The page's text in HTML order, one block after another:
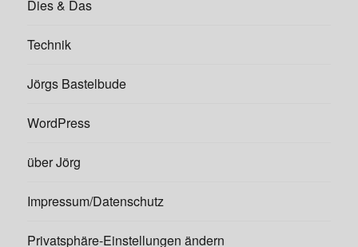
Dies & Das
Technik
Jörgs Bastelbude
WordPress
über Jörg
Impressum/Datenschutz
Privatsphäre-Einstellungen ändern